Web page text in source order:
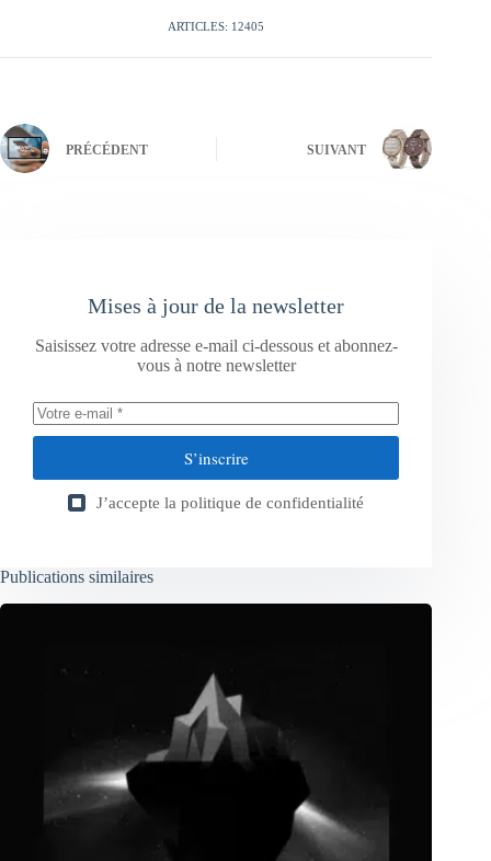
ARTICLES: 12405
PRÉCÉDENT SUIVANT
Mises à jour de la newsletter
Saisissez votre adresse e-mail ci-dessous et abonnez-
vous à notre newsletter
S’inscrire
J’accepte la politique de confidentialité
Publications similaires